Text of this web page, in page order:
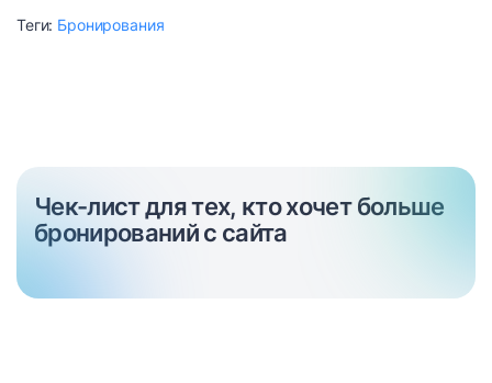
Теги: Бронирования
Чек-лист для тех, кто хочет больше
бронирований с сайта